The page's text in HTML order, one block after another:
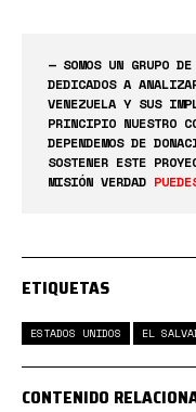
— SOMOS UN GRUPO
DEDICADOS A
VENEZUELA Y SUS
PRINCIPIO NUESTRO
DEPENDEMOS DE
SOSTENER ESTE
MISIÓN VERDAD
ETIQUETAS
ESTADOS UNIDOS EL
CONTENIDO